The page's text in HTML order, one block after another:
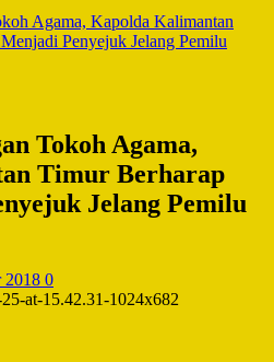
Agama, Kapolda Kalimantan
Penyejuk Jelang Pemilu
Tokoh Agama,
Timur Berharap
Jelang Pemilu
2018 0